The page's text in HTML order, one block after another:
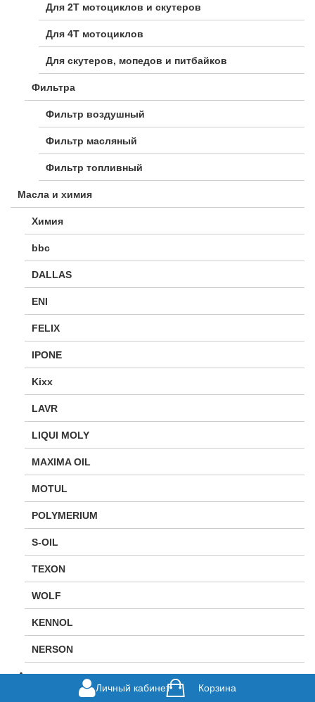
Для 2Т мотоциклов и скутеров
Для 4Т мотоциклов
Для скутеров, мопедов и питбайков
Фильтра
Фильтр воздушный
Фильтр масляный
Фильтр топливный
Масла и химия
Химия
bbc
DALLAS
ENI
FELIX
IPONE
Kixx
LAVR
LIQUI MOLY
MAXIMA OIL
MOTUL
POLYMERIUM
S-OIL
TEXON
WOLF
KENNOL
NERSON
Аксессуары для мототехники
Личный кабинет Корзина